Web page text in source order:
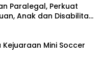
Paralegal, Perkuat
Anak dan Disabilitas
Mini Soccer